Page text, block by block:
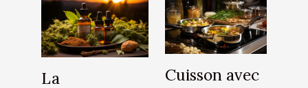
La
Cuisson avec